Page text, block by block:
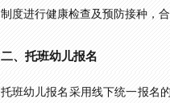
制度进行健康检查及预防接种，
二、托班幼儿报名
托班幼儿报名采用线下统一报名